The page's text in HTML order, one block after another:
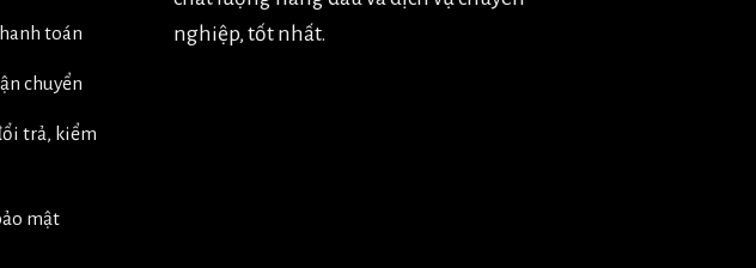
toán
chuyển
trả, kiểm
mật
nghiệp, tốt nhất.